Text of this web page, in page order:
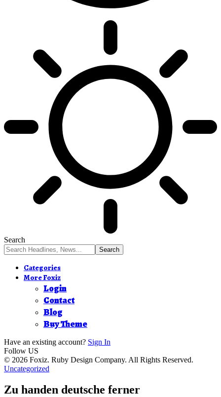
Search
Categories
More Foxiz
Login
Contact
Blog
Buy Theme
Have an existing account? Sign In
Follow US
© 2026 Foxiz. Ruby Design Company. All Rights Reserved.
Uncategorized
Zu handen deutsche ferner